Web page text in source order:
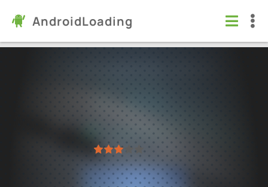
AndroidLoading
7.0 2.12.46
Проверено Kaspersky